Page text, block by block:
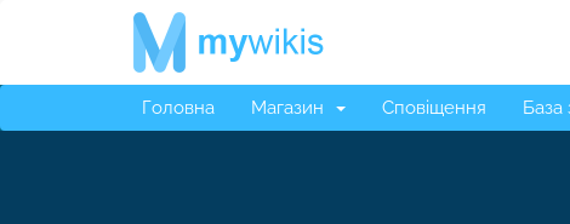
Головна Магазин Сповіщення База